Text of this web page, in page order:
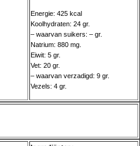
Energie: 425 kcal
Koolhydraten: 24 gr.
– waarvan suikers: – gr.
Natrium: 880 mg.
Eiwit: 5 gr.
Vet: 20 gr.
– waarvan verzadigd: 9 gr.
Vezels: 4 gr.